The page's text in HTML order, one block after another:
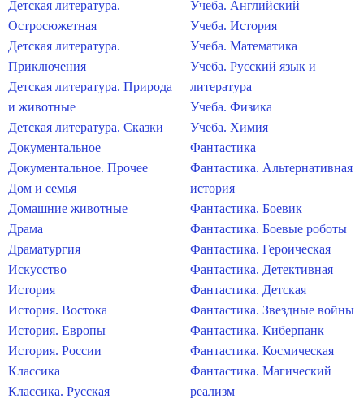
Детская литература.
Остросюжетная
Детская литература.
Приключения
Детская литература. Природа
и животные
Детская литература. Сказки
Документальное
Документальное. Прочее
Дом и семья
Домашние животные
Драма
Драматургия
Искусство
История
История. Востока
История. Европы
История. России
Классика
Классика. Русская
Учеба. Английский
Учеба. История
Учеба. Математика
Учеба. Русский язык и
литература
Учеба. Физика
Учеба. Химия
Фантастика
Фантастика. Альтернативная
история
Фантастика. Боевик
Фантастика. Боевые роботы
Фантастика. Героическая
Фантастика. Детективная
Фантастика. Детская
Фантастика. Звездные войны
Фантастика. Киберпанк
Фантастика. Космическая
Фантастика. Магический
реализм